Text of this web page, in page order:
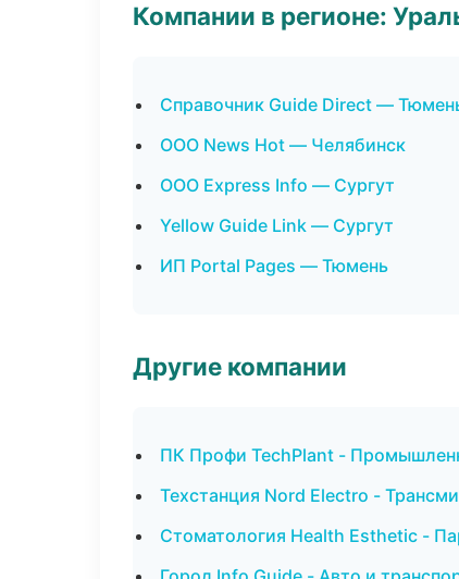
Компании в регионе:
Справочник Guide Direct —
ООО News Hot — Челябинск
ООО Express Info — Сургут
Yellow Guide Link — Сургут
ИП Portal Pages — Тюмень
Другие компании
ПК Профи TechPlant -
Техстанция Nord Electro -
Стоматология Health Esthetic -